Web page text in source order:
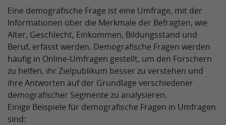
Eine demografische Frage ist eine Umfrage, mit der
Informationen über die Merkmale der Befragten, wie
Alter, Geschlecht, Einkommen, Bildungsstand und
Beruf, erfasst werden. Demografische Fragen werden
häufig in Online-Umfragen gestellt, um den Forschern
zu helfen, ihr Zielpublikum besser zu verstehen und
ihre Antworten auf der Grundlage verschiedener
demografischer Segmente zu analysieren.
Einige Beispiele für demografische Fragen in Umfragen
sind: